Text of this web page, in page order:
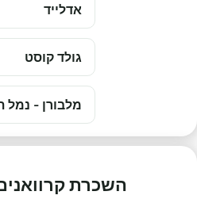
אדלייד
גולד קוסט
מלבורן - נמל
השכרת